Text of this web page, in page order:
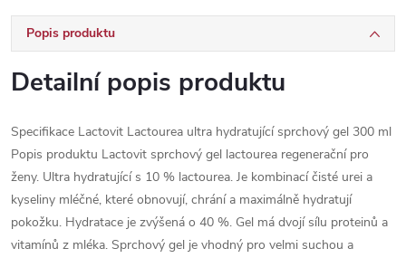
Popis produktu
Detailní popis produktu
Specifikace Lactovit Lactourea ultra hydratující sprchový gel 300 ml
Popis produktu Lactovit sprchový gel lactourea regenerační pro
ženy. Ultra hydratující s 10 % lactourea. Je kombinací čisté urei a
kyseliny mléčné, které obnovují, chrání a maximálně hydratují
pokožku. Hydratace je zvýšená o 40 %. Gel má dvojí sílu proteinů a
vitamínů z mléka. Sprchový gel je vhodný pro velmi suchou a